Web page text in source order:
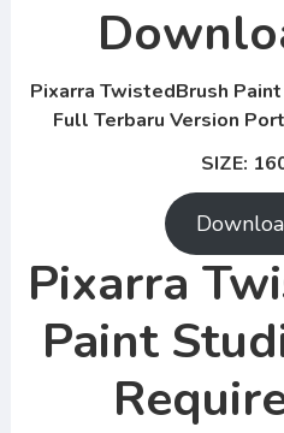
Pixarra TwistedBrush
Full Terbaru Version
SIZE:
Pixarra
Paint